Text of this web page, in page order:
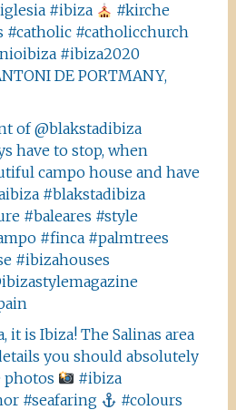
#ibiza
#kirche
#catholic #catholicchurch
#ibiza2020
DE PORTMANY,
of @blakstadibiza
have to stop, when
campo house and have
#blakstadibiza
#baleares #style
#finca #palmtrees
#ibizahouses
it is Ibiza! The Salinas area
you should absolutely
photos
#ibiza
#seafaring
#colours